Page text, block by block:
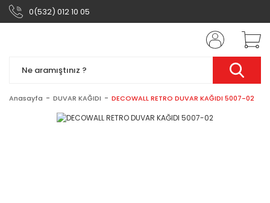
0(532) 012 10 05
Anasayfa DUVAR KAĞIDI DECOWALL RETRO DUVAR KAĞIDI 5007-02